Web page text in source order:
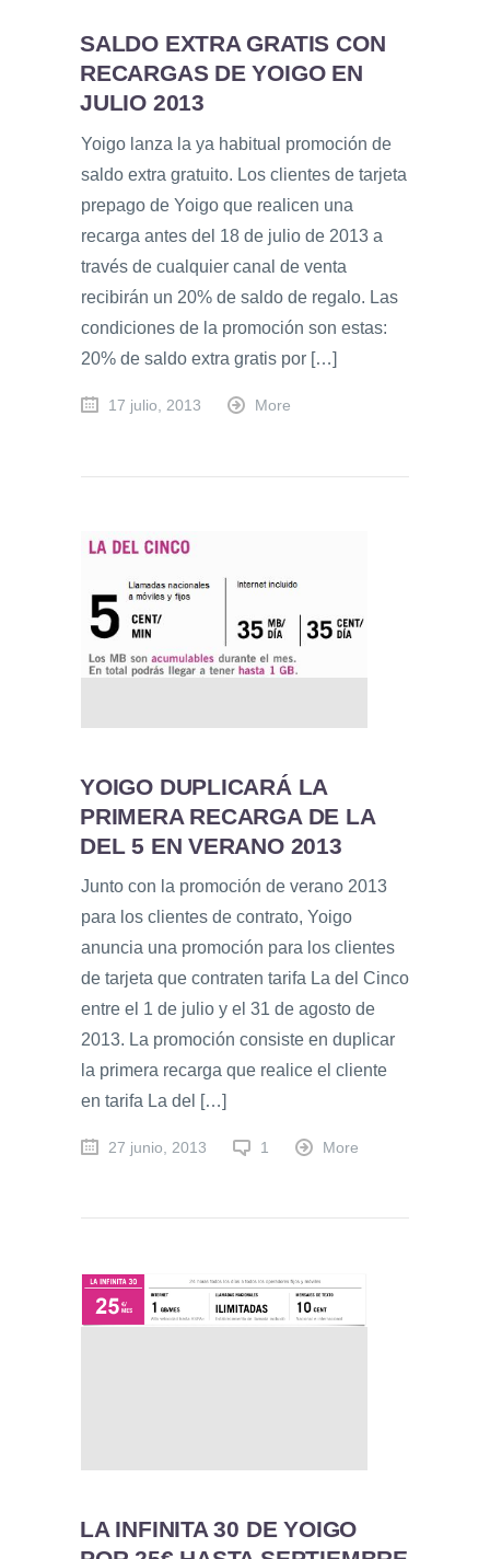
SALDO EXTRA GRATIS CON
RECARGAS DE YOIGO EN
JULIO 2013
Yoigo lanza la ya habitual promoción de
saldo extra gratuito. Los clientes de tarjeta
prepago de Yoigo que realicen una
recarga antes del 18 de julio de 2013 a
través de cualquier canal de venta
recibirán un 20% de saldo de regalo. Las
condiciones de la promoción son estas:
20% de saldo extra gratis por […]
17 julio, 2013 More
YOIGO DUPLICARÁ LA
PRIMERA RECARGA DE LA
DEL 5 EN VERANO 2013
Junto con la promoción de verano 2013
para los clientes de contrato, Yoigo
anuncia una promoción para los clientes
de tarjeta que contraten tarifa La del Cinco
entre el 1 de julio y el 31 de agosto de
2013. La promoción consiste en duplicar
la primera recarga que realice el cliente
en tarifa La del […]
27 junio, 2013 1 More
LA INFINITA 30 DE YOIGO